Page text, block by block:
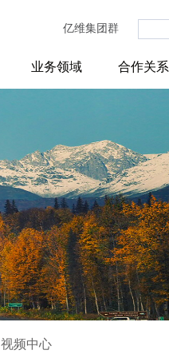
亿维集团群
业务领域 合作关系
视频中心